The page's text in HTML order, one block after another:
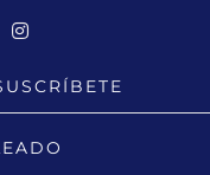
Instagram